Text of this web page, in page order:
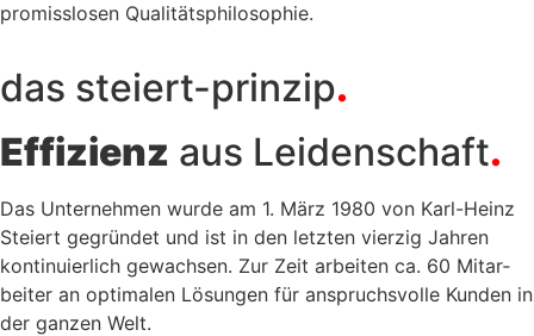
pro­miss­lo­sen Qualitäts­philosophie.
das stei­ert-prin­zip.
Effi­zi­enz aus Lei­den­schaft.
Das Unter­neh­men wur­de am 1. März 1980 von Karl-Heinz
Stei­ert gegrün­det und ist in den letz­ten vier­zig Jah­ren
kon­ti­nu­ier­lich gewach­sen. Zur Zeit arbei­ten ca. 60 Mit­ar­
bei­ter an opti­ma­len Lösun­gen für anspruchs­vol­le Kun­den in
der gan­zen Welt.